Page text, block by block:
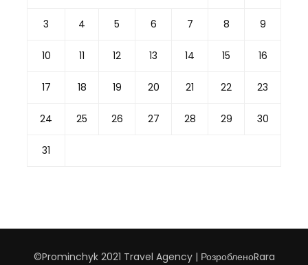
3 4 5 6 7 8 9
10 11 12 13 14 15 16
17 18 19 20 21 22 23
24 25 26 27 28 29 30
31
©Prominchyk 2021 Travel Agency | РозробленоRara